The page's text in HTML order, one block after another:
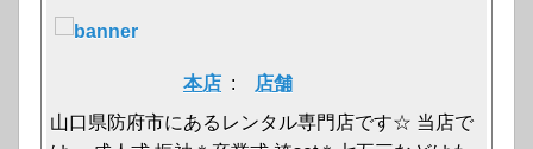
本店 :
店舗
山口県防府市にあるレンタル専門店です☆ 当店で